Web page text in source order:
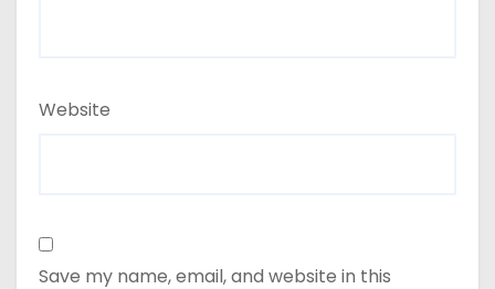
Website
Save my name, email, and website in this